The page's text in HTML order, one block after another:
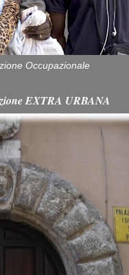
Occupazionale
EXTRA URBANA